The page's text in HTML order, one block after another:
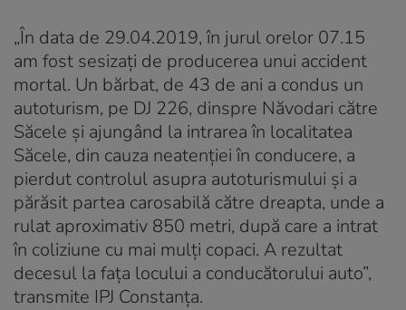
„În data de 29.04.2019, în jurul orelor 07.15
am fost sesizați de producerea unui accident
mortal. Un bărbat, de 43 de ani a condus un
autoturism, pe DJ 226, dinspre Năvodari către
Săcele și ajungând la intrarea în localitatea
Săcele, din cauza neatenției în conducere, a
pierdut controlul asupra autoturismului și a
părăsit partea carosabilă către dreapta, unde a
rulat aproximativ 850 metri, după care a intrat
în coliziune cu mai mulți copaci. A rezultat
decesul la fața locului a conducătorului auto”,
transmite IPJ Constanța.